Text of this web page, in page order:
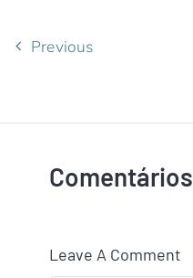
Previous
Comentários
Leave A Comment